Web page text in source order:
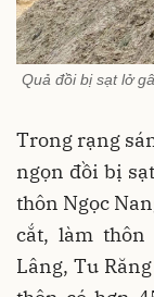
Quả đồi bị sạt lở
Trong rạng
ngọn đồi bị
thôn Ngọc
cắt, làm thôn
Lâng, Tu